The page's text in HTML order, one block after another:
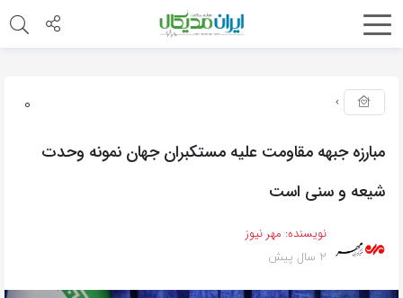
0
مبارزه جبهه مقاومت علیه مستکبران جهان نمونه وحدت
شیعه و سنی است
نویسنده: مهر نیوز
2 سال پیش